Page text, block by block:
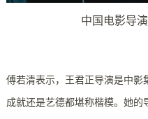
中国电影导
傅若清表示，王君正导演是中影
成就还是艺德都堪称楷模。她